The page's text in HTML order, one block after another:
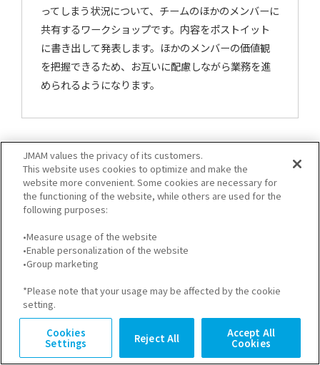
ってしまう状況について、チームのほかのメンバーに
共有するワークショップです。内容をポストイット
に書き出して発表します。ほかのメンバーの価値観
を把握できるため、お互いに配慮しながら業務を進
められるようになります。
ジェスチャーゲーム
ジェスチャーを使ったトレーニングです。複数のチ
伝えていきます。メンバー間の雰囲気を良くするだけ
でなく、柔軟な発想も身に付けることができます。
バースデーライン
JMAM values the privacy of its customers.
This website uses cookies to optimize and make the
website more convenient. Some cookies are necessary for
the functioning of the website, while others are used for the
following purposes:
•Measure usage of the website
•Enable personalization of the website
•Group marketing
*Please note that your usage may be affected by the cookie
setting.
Cookies
Settings Reject All Accept All
Cookies